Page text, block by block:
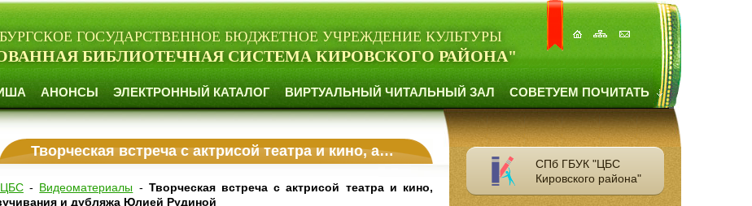
ГОСУДАРСТВЕННОЕ БЮДЖЕТНОЕ УЧРЕЖДЕНИЕ КУЛЬТУРЫ
БИБЛИОТЕЧНАЯ СИСТЕМА КИРОВСКОГО РАЙОНА"
АНОНСЫ ЭЛЕКТРОННЫЙ КАТАЛОГ ВИРТУАЛЬНЫЙ ЧИТАЛЬНЫЙ ЗАЛ СОВЕТУЕМ ПОЧИТАТЬ
Творческая встреча с актрисой театра и кино, актрисой озвучивания и дубляжа Юлией Рудиной
- Видеоматериалы - Творческая встреча с актрисой театра и кино,
и дубляжа Юлией Рудиной
СПб ГБУК "ЦБС
Кировского района"